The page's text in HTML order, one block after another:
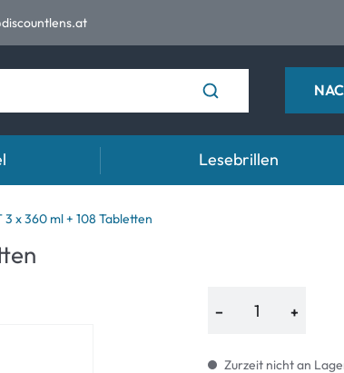
Tragedauer
Tageslinsen
Lösungen für Kontaktlinsen
Lesebrillen
x 360 ml + 108 Tabletten
−
+
Zurzeit nicht an